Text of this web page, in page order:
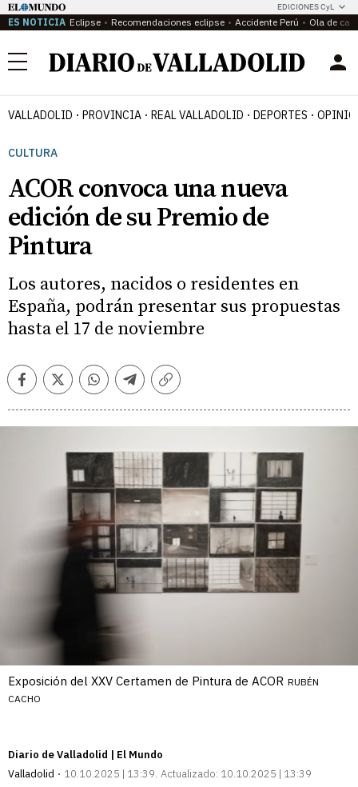
EDICIONES CyL
ES NOTICIA Eclipse Recomendaciones eclipse Accidente Perú Ola de
Menú
VALLADOLID PROVINCIA REAL VALLADOLID DEPORTES
CULTURA
ACOR convoca una nueva
edición de su Premio de
Pintura
Los autores, nacidos o residentes en
España, podrán presentar sus propuestas
hasta el 17 de noviembre
FacebookTwitterWhatsappTelegramCopiar
Exposición del XXV Certamen de Pintura de ACOR RUBÉN
CACHO
Diario de Valladolid | El Mundo
Valladolid
10.10.2025 | 13:39 Actualizado: 10.10.2025 | 13:39